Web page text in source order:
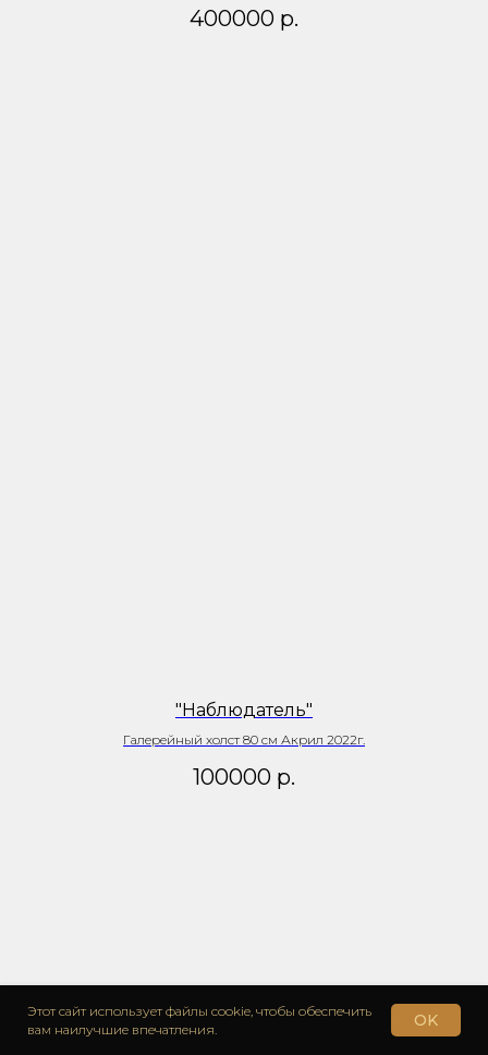
400000 р.
"Наблюдатель"
Галерейный холст 80 см Акрил 2022г.
100000 р.
Этот сайт использует файлы cookie, чтобы обеспечить
вам наилучшие впечатления.
OK